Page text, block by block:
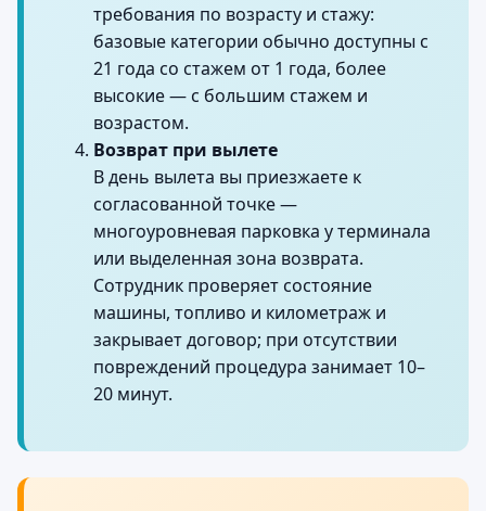
требования по возрасту и стажу:
базовые категории обычно доступны с
21 года со стажем от 1 года, более
высокие — с большим стажем и
возрастом.
Возврат при вылете
В день вылета вы приезжаете к
согласованной точке —
многоуровневая парковка у терминала
или выделенная зона возврата.
Сотрудник проверяет состояние
машины, топливо и километраж и
закрывает договор; при отсутствии
повреждений процедура занимает 10–
20 минут.